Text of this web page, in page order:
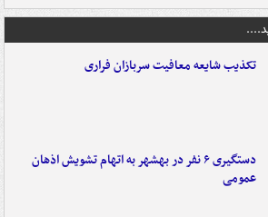
تکذیب شایعه معافیت سربازان فراری
دستگیری ۶ نفر در بهشهر به اتهام تشویش اذهان
عمومی